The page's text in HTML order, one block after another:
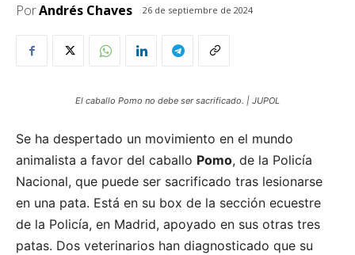
PorAndrés Chaves 26 de septiembre de 2024
El caballo Pomo no debe ser sacrificado. | JUPOL
Se ha despertado un movimiento en el mundo
animalista a favor del caballo Pomo, de la Policía
Nacional, que puede ser sacrificado tras lesionarse
en una pata. Está en su box de la sección ecuestre
de la Policía, en Madrid, apoyado en sus otras tres
patas. Dos veterinarios han diagnosticado que su